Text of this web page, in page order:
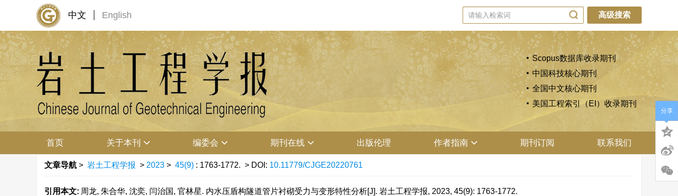
中文 English 高级搜索
Scopus数据库收录期刊
中国科技核心期刊
全国中文核心期刊
美国工程索引（EI）收录期刊
首页 关于本刊 编委会 期刊在线 出版伦理 作者指南 期刊订阅 联系我们
文章导航 > 岩土工程学报 > 2023 > 45(9) : 1763-1772. > DOI: 10.11779/CJGE20220761
引用本文: 周龙, 朱合华, 沈奕, 闫治国, 官林星. 内水压盾构隧道管片衬砌受力与变形特性分析[J]. 岩土工程学报, 2023, 45(9): 1763-1772.
分享